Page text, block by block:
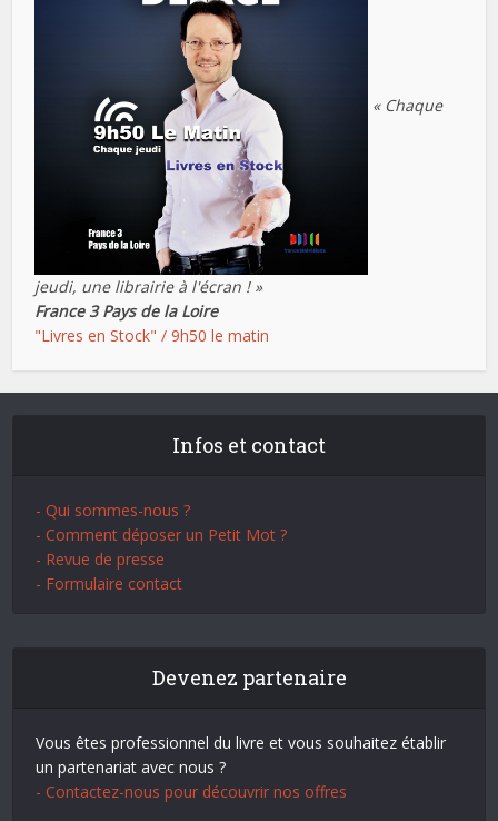
« Chaque
jeudi, une librairie à l'écran ! »
France 3 Pays de la Loire
"Livres en Stock" / 9h50 le matin
Infos et contact
- Qui sommes-nous ?
- Comment déposer un Petit Mot ?
- Revue de presse
- Formulaire contact
Devenez partenaire
Vous êtes professionnel du livre et vous souhaitez établir
un partenariat avec nous ?
- Contactez-nous pour découvrir nos offres